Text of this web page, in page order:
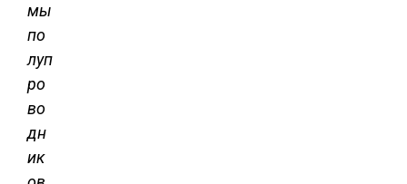
мы
по
луп
ро
во
дн
ик